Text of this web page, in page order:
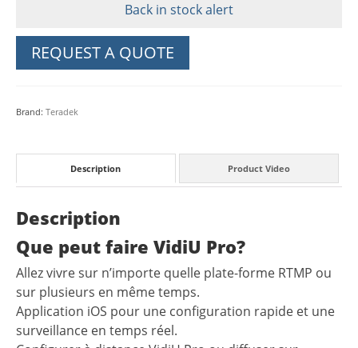
Back in stock alert
REQUEST A QUOTE
Brand: Teradek
Description Product Video
Description
Que peut faire VidiU Pro?
Allez vivre sur n’importe quelle plate-forme RTMP ou
sur plusieurs en même temps.
Application iOS pour une configuration rapide et une
surveillance en temps réel.